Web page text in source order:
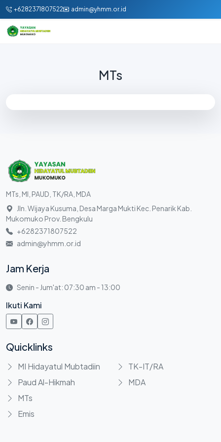
+6282371807522 admin@yhmm.or.id
MTs
MTs, MI, PAUD, TK/RA, MDA
Jln. Wijaya Kusuma, Desa Marga Mukti Kec. Penarik Kab.
Mukomuko Prov. Bengkulu
+6282371807522
admin@yhmm.or.id
Jam Kerja
Senin - Jum'at: 07:30 am - 13:00
Ikuti Kami
Quicklinks
MI Hidayatul Mubtadiin
Paud Al-Hikmah
TK-IT/RA
MDA
MTs
Emis